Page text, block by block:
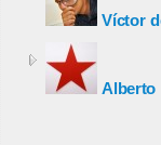
Víctor
Alberto